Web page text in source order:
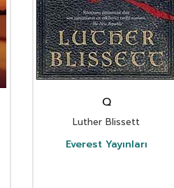
Q
Luther Blissett
Everest Yayınları